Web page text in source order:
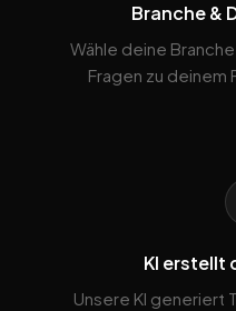
Branche &
Wähle deine
Fragen zu
KI erstellt
Unsere KI generiert